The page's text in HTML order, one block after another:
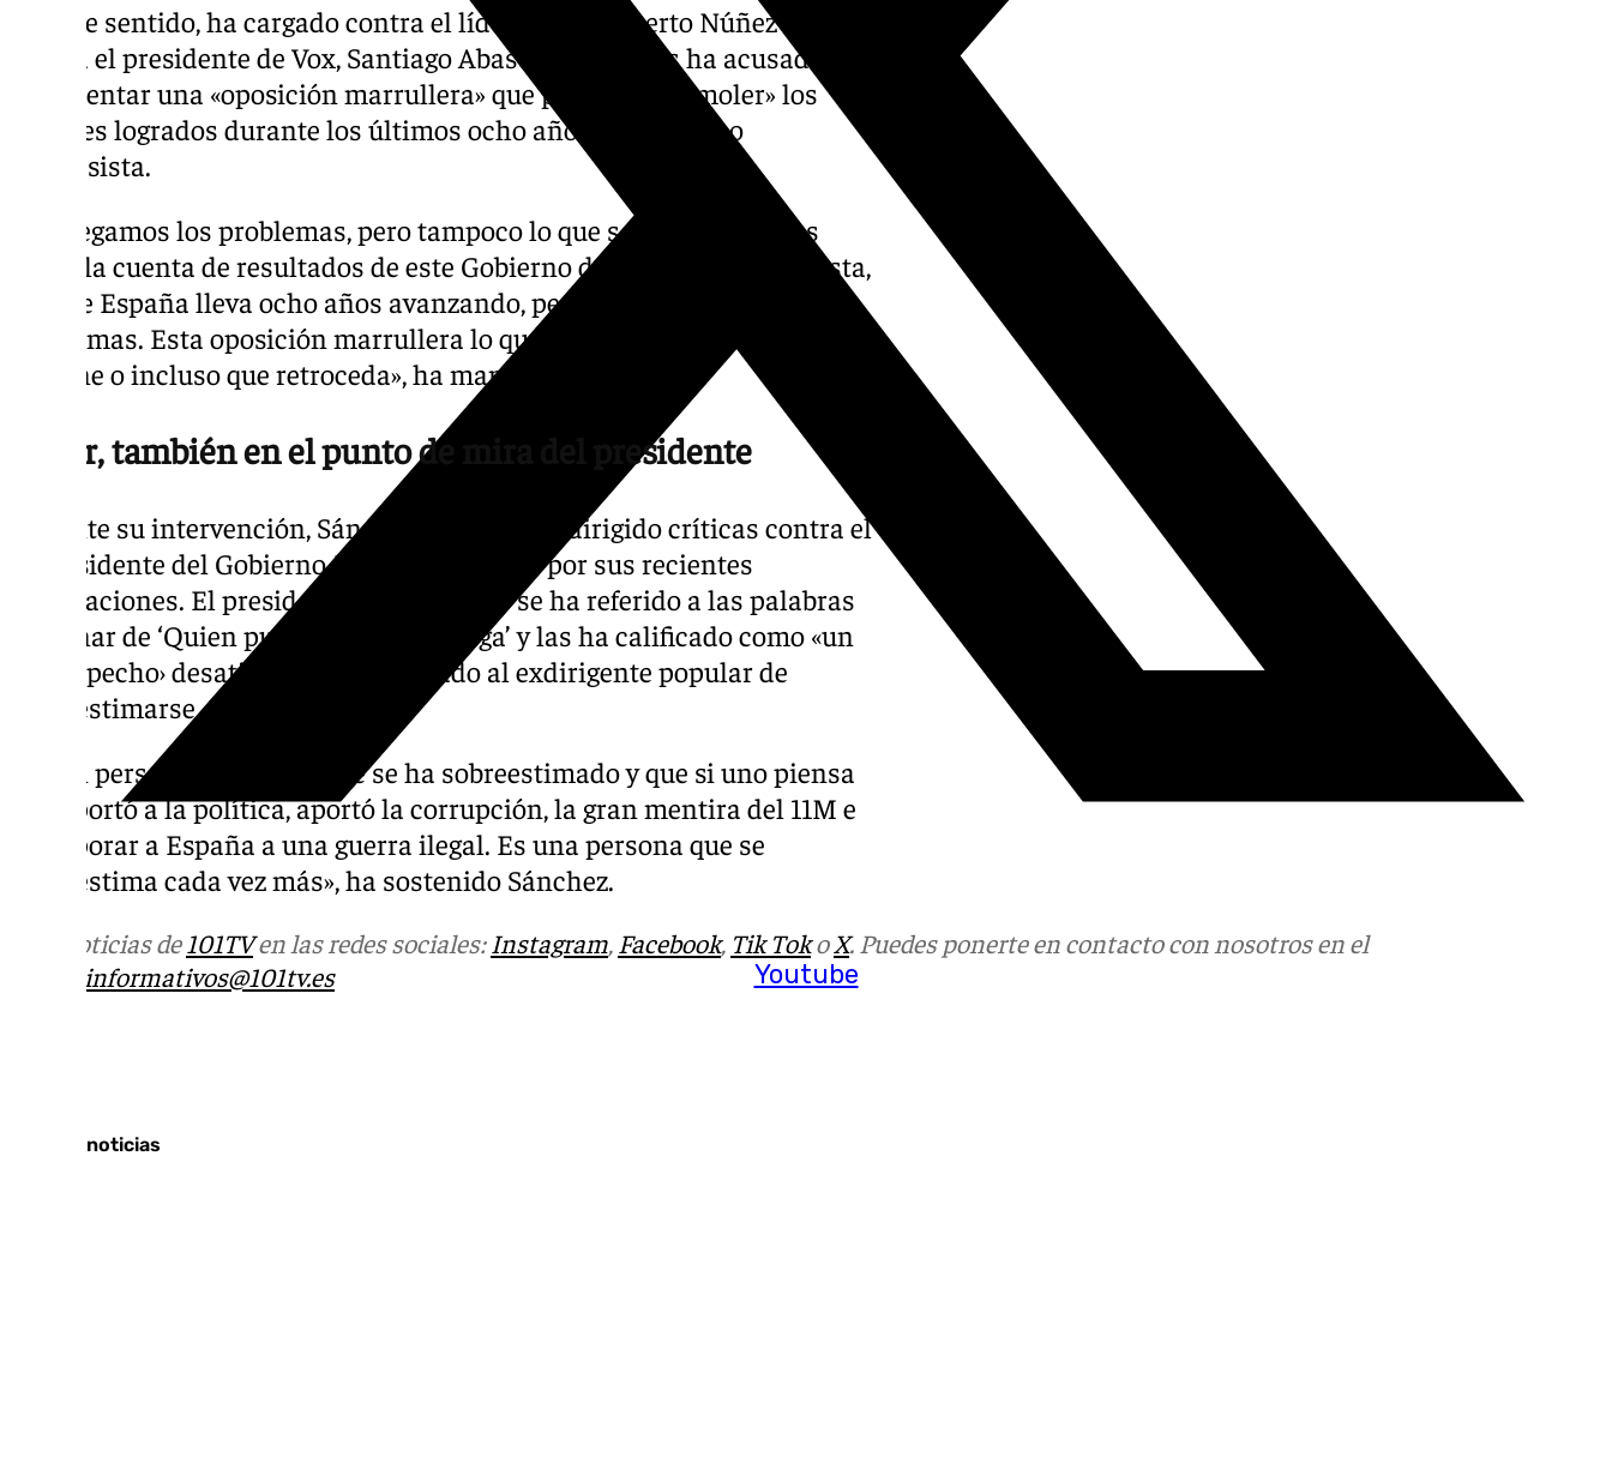
Youtube
En este sentido, ha cargado contra el líder del PP, Alberto Núñez Feijóo, y
contra el presidente de Vox, Santiago Abascal, a quienes ha acusado de
representar una «oposición marrullera» que pretende «demoler» los
avances logrados durante los últimos ocho años de Gobierno
progresista.
«No negamos los problemas, pero tampoco lo que se puede hacer es
negar la cuenta de resultados de este Gobierno de coalición progresista,
porque España lleva ocho años avanzando, pese a las dificultades y los
problemas. Esta oposición marrullera lo que quiere es hacer que España
se frene o incluso que retroceda», ha manifestado.
Aznar, también en el punto de mira del presidente
Durante su intervención, Sánchez también ha dirigido críticas contra el
expresidente del Gobierno José María Aznar por sus recientes
declaraciones. El presidente del Gobierno se ha referido a las palabras
de Aznar de ‘Quien pueda hacer que haga’ y las ha calificado como «un
‹do de pecho› desatinado» y ha acusado al exdirigente popular de
sobreestimarse.
«Es un personaje que siempre se ha sobreestimado y que si uno piensa
qué aportó a la política, aportó la corrupción, la gran mentira del 11M e
incorporar a España a una guerra ilegal. Es una persona que se
sobreestima cada vez más», ha sostenido Sánchez.
Más noticias de101TVen las redes sociales:Instagram, Facebook, Tik TokoX. Puedes ponerte en contacto con nosotros en el
informativos@101tv.es
Últimas noticias